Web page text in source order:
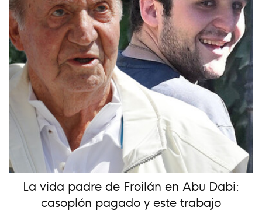
La vida padre de Froilán en Abu Dabi:
casoplón pagado y este trabajo